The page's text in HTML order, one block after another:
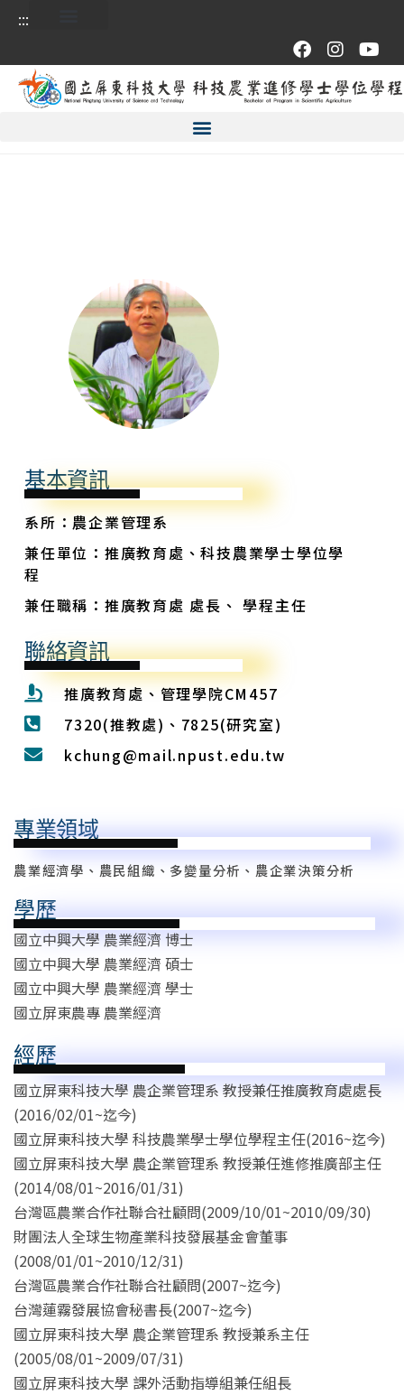
:::
基本資訊
系所：農企業管理系
兼任單位：推廣教育處、科技農業學士學位學
程
兼任職稱：推廣教育處 處長、 學程主任
聯絡資訊
推廣教育處、管理學院CM457
7320(推教處)、7825(研究室)
kchung@mail.npust.edu.tw
專業領域
農業經濟學、農民組織、多變量分析、農企業決策分析
學歷
國立中興大學 農業經濟 博士
國立中興大學 農業經濟 碩士
國立中興大學 農業經濟 學士
國立屏東農專 農業經濟
經歷
國立屏東科技大學 農企業管理系 教授兼任推廣教育處處長
(2016/02/01~迄今)
國立屏東科技大學 科技農業學士學位學程主任(2016~迄今)
國立屏東科技大學 農企業管理系 教授兼任進修推廣部主任
(2014/08/01~2016/01/31)
台灣區農業合作社聯合社顧問(2009/10/01~2010/09/30)
財團法人全球生物產業科技發展基金會董事
(2008/01/01~2010/12/31)
台灣區農業合作社聯合社顧問(2007~迄今)
台灣蓮霧發展協會秘書長(2007~迄今)
國立屏東科技大學 農企業管理系 教授兼系主任
(2005/08/01~2009/07/31)
國立屏東科技大學 課外活動指導組兼任組長